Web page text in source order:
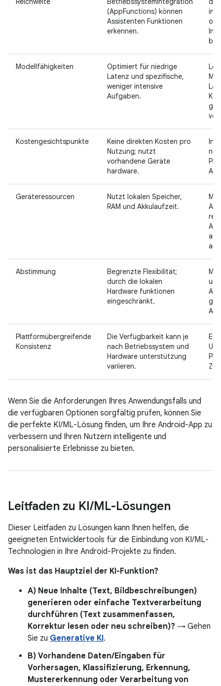
(AppFunctions) können
Assistenten Funktionen
erkennen.
Modellfähigkeiten
Optimiert für niedrige
Latenz und spezifische,
weniger intensive
Aufgaben.
Kostengesichtspunkte
Keine direkten Kosten pro
Nutzung; nutzt
vorhandene Geräte
hardware.
In
Geräteressourcen
Nutzt lokalen Speicher,
RAM und Akkulaufzeit.
auf
Abstimmung
Begrenzte Flexibilität;
durch die lokalen
Hardware funktionen
eingeschränkt.
Plattformübergreifende
Konsistenz
Die Verfügbarkeit kann je
nach Betriebssystem und
Hardware unterstützung
variieren.
Wenn Sie die Anforderungen Ihres Anwendungsfalls und
die verfügbaren Optionen sorgfältig prüfen, können Sie
die perfekte KI/ML-Lösung finden, um Ihre Android-App zu
verbessern und Ihren Nutzern intelligente und
personalisierte Erlebnisse zu bieten.
Leitfaden zu KI/ML-Lösungen
Dieser Leitfaden zu Lösungen kann Ihnen helfen, die
geeigneten Entwicklertools für die Einbindung von KI/ML-
Technologien in Ihre Android-Projekte zu finden.
Was ist das Hauptziel der KI-Funktion?
A) Neue Inhalte (Text, Bildbeschreibungen)
generieren oder einfache Textverarbeitung
durchführen (Text zusammenfassen,
Korrektur lesen oder neu schreiben)? → Gehen
Sie zu Generative KI.
B) Vorhandene Daten/Eingaben für
Vorhersagen, Klassifizierung, Erkennung,
Mustererkennung oder Verarbeitung von